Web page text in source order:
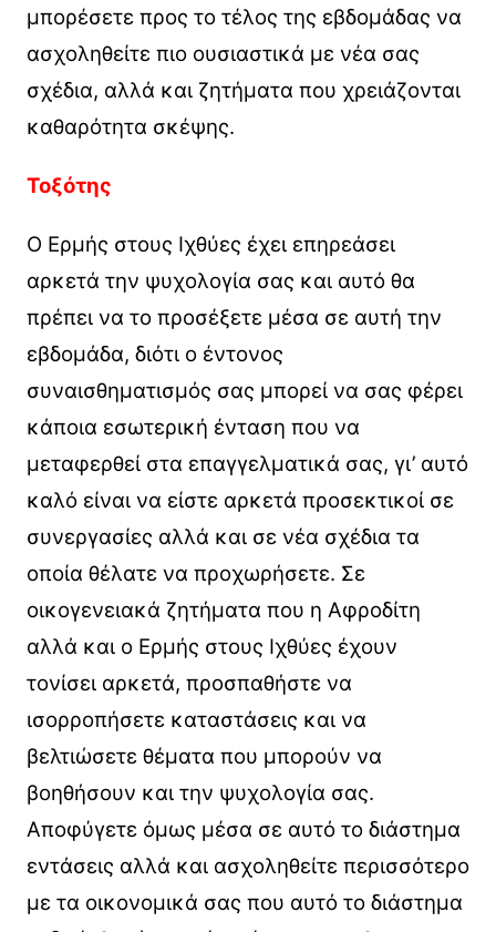
μπορέσετε προς το τέλος της εβδομάδας να
ασχοληθείτε πιο ουσιαστικά με νέα σας
σχέδια, αλλά και ζητήματα που χρειάζονται
καθαρότητα σκέψης.
Τοξότης
Ο Ερμής στους Ιχθύες έχει επηρεάσει
αρκετά την ψυχολογία σας και αυτό θα
πρέπει να το προσέξετε μέσα σε αυτή την
εβδομάδα, διότι ο έντονος
συναισθηματισμός σας μπορεί να σας φέρει
κάποια εσωτερική ένταση που να
μεταφερθεί στα επαγγελματικά σας, γι’ αυτό
καλό είναι να είστε αρκετά προσεκτικοί σε
συνεργασίες αλλά και σε νέα σχέδια τα
οποία θέλατε να προχωρήσετε. Σε
οικογενειακά ζητήματα που η Αφροδίτη
αλλά και ο Ερμής στους Ιχθύες έχουν
τονίσει αρκετά, προσπαθήστε να
ισορροπήσετε καταστάσεις και να
βελτιώσετε θέματα που μπορούν να
βοηθήσουν και την ψυχολογία σας.
Αποφύγετε όμως μέσα σε αυτό το διάστημα
εντάσεις αλλά και ασχοληθείτε περισσότερο
με τα οικονομικά σας που αυτό το διάστημα